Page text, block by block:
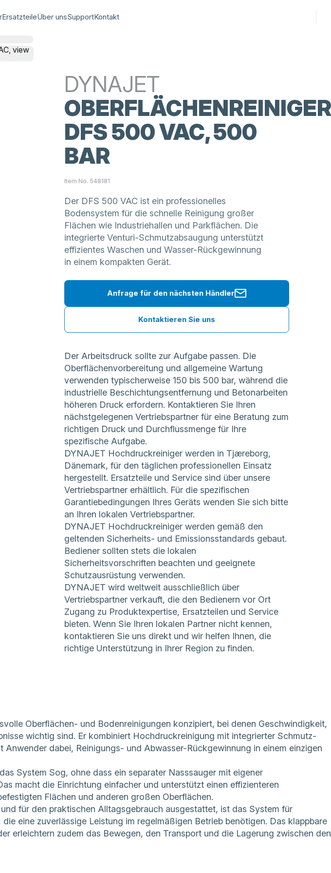
ErsatzteileÜber unsSupportKontakt
DYNAJET
DFS 500 VAC, 500
BAR
Item No. 548181
Der DFS 500 VAC ist ein professionelles
Bodensystem für die schnelle Reinigung großer
Flächen wie Industriehallen und Parkflächen. Die
integrierte Venturi-Schmutzabsaugung unterstützt
effizientes Waschen und Wasser-Rückgewinnung
in einem kompakten Gerät.
Anfrage für den nächsten Händler
Kontaktieren Sie uns
Der Arbeitsdruck sollte zur Aufgabe passen. Die
Oberflächenvorbereitung und allgemeine Wartung
verwenden typischerweise 150 bis 500 bar, während die
industrielle Beschichtungsentfernung und Betonarbeiten
höheren Druck erfordern. Kontaktieren Sie Ihren
nächstgelegenen Vertriebspartner für eine Beratung zum
richtigen Druck und Durchflussmenge für Ihre
spezifische Aufgabe.
DYNAJET Hochdruckreiniger werden in Tjæreborg,
Dänemark, für den täglichen professionellen Einsatz
hergestellt. Ersatzteile und Service sind über unsere
Vertriebspartner erhältlich. Für die spezifischen
Garantiebedingungen Ihres Geräts wenden Sie sich bitte
an Ihren lokalen Vertriebspartner.
DYNAJET Hochdruckreiniger werden gemäß den
geltenden Sicherheits- und Emissionsstandards gebaut.
Bediener sollten stets die lokalen
Sicherheitsvorschriften beachten und geeignete
Schutzausrüstung verwenden.
DYNAJET wird weltweit ausschließlich über
Vertriebspartner verkauft, die den Bedienern vor Ort
Zugang zu Produktexpertise, Ersatzteilen und Service
bieten. Wenn Sie Ihren lokalen Partner nicht kennen,
kontaktieren Sie uns direkt und wir helfen Ihnen, die
richtige Unterstützung in Ihrer Region zu finden.
Oberflächen- und Bodenreinigungen konzipiert, bei denen Geschwindigkeit,
wichtig sind. Er kombiniert Hochdruckreinigung mit integrierter Schmutz-
Anwender dabei, Reinigungs- und Abwasser-Rückgewinnung in einem einzigen
System Sog, ohne dass ein separater Nasssauger mit eigener
macht die Einrichtung einfacher und unterstützt einen effizienteren
Flächen und anderen großen Oberflächen.
für den praktischen Alltagsgebrauch ausgestattet, ist das System für
eine zuverlässige Leistung im regelmäßigen Betrieb benötigen. Das klappbare
erleichtern zudem das Bewegen, den Transport und die Lagerung zwischen den